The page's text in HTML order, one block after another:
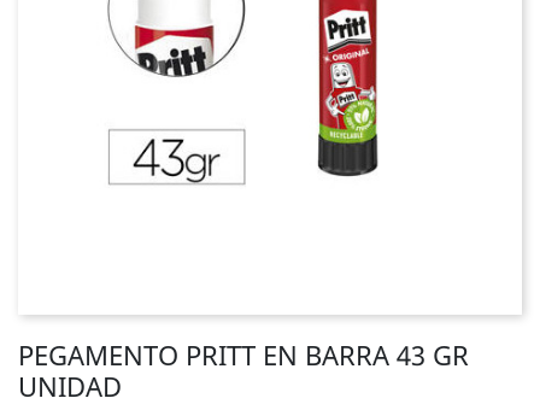
PEGAMENTO PRITT EN BARRA 43 GR
UNIDAD